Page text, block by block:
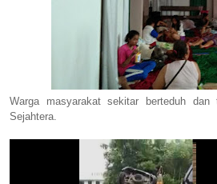
Warga masyarakat sekitar berteduh
Sejahtera.